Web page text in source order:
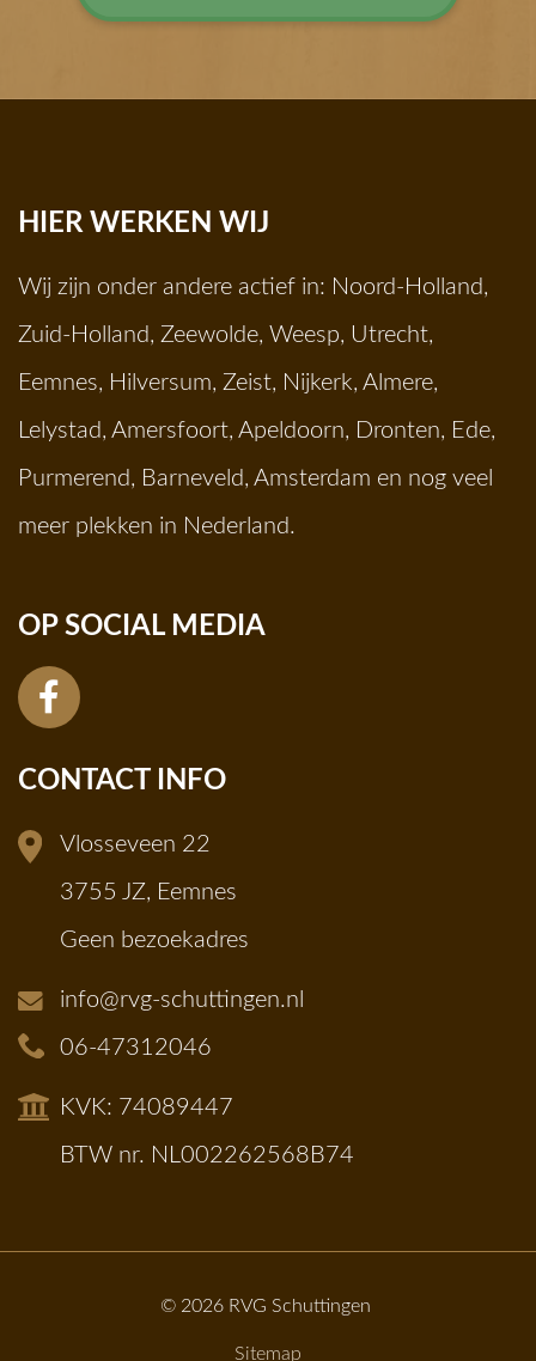
HIER WERKEN WIJ
Wij zijn onder andere actief in: Noord-Holland,
Zuid-Holland, Zeewolde, Weesp, Utrecht,
Eemnes, Hilversum, Zeist, Nijkerk, Almere,
Lelystad, Amersfoort, Apeldoorn, Dronten, Ede,
Purmerend, Barneveld, Amsterdam en nog veel
meer plekken in Nederland.
OP SOCIAL MEDIA
CONTACT INFO
Vlosseveen 22
3755 JZ, Eemnes
Geen bezoekadres
info@rvg-schuttingen.nl
06-47312046
KVK: 74089447
BTW nr. NL002262568B74
© 2026 RVG Schuttingen
Sitemap